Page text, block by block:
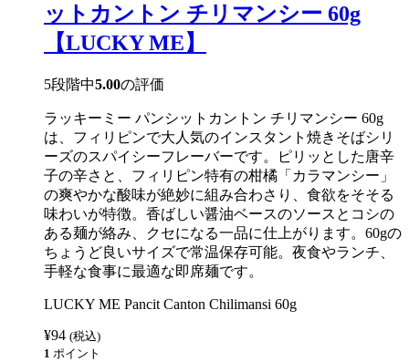
タ
ン
ト
ン
シ
ト
カ
ン
ト
ン
カ
ラ
マ
ン
シ
ー
60g
ME】
ットカントン チリマンシー 60g
【LUCKY ME】
5段階中5.00の評価
ラッキーミー パンシットカントン チリマンシー 60g
は、フィリピンで大人気のインスタント焼きそばシリ
ーズのスパイシーフレーバーです。ピリッとした唐辛
子の辛さと、フィリピン特有の柑橘「カラマンシー」
の爽やかな酸味が絶妙に組み合わさり、食欲をそそる
味わいが特徴。香ばしい醤油ベースのソースとコシの
ある麺が絡み、クセになる一品に仕上がります。60gの
ちょうど良いサイズで常温保存可能。夜食やランチ、
手軽な食事に最適な即席麺です。
LUCKY ME Pancit Canton Chilimansi 60g
¥94 (税込)
1 ポイント